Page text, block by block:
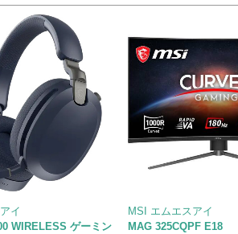
イ
WIRELESS ゲーミン
MSI エムエスアイ
MAG 325CQPF E18